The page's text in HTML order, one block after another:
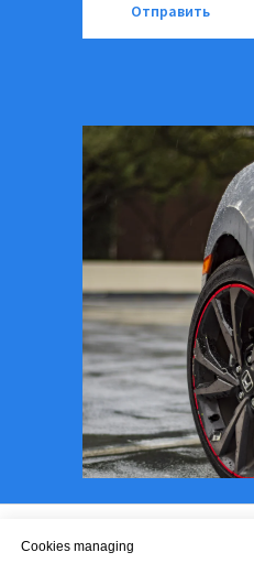
Отправить
Cookies managing